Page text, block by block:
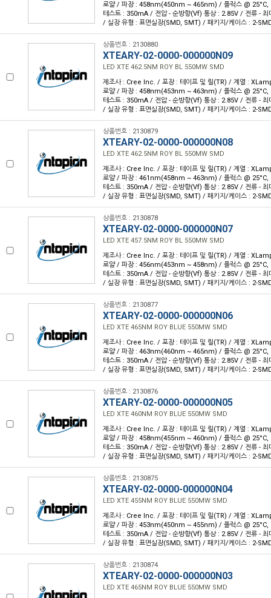
로얄 / 파장 : 458nm(450nm ~ 465nm) / 플럭스 @ 25°C,
테스트 : 350mA / 전압 - 순방향(Vf) 통상 : 2.85V / 전류 -
/ 실장 유형 : 표면실장(SMD, SMT) / 패키지/케이스 : 2-
상품번호 : 2130880
XTEARY-02-0000-000000N09
LED XTE 462.5NM ROY BL 550MW SMD
제조사 : Cree Inc. / 포장 : 테이프 및 릴(TR) / 계열 :
로얄 / 파장 : 458nm(453nm ~ 463nm) / 플럭스 @ 25°C,
테스트 : 350mA / 전압 - 순방향(Vf) 통상 : 2.85V / 전류 -
/ 실장 유형 : 표면실장(SMD, SMT) / 패키지/케이스 : 2-
상품번호 : 2130879
XTEARY-02-0000-000000N08
LED XTE 462.5NM ROY BL 550MW SMD
제조사 : Cree Inc. / 포장 : 테이프 및 릴(TR) / 계열 :
로얄 / 파장 : 461nm(458nm ~ 463nm) / 플럭스 @ 25°C,
테스트 : 350mA / 전압 - 순방향(Vf) 통상 : 2.85V / 전류 -
/ 실장 유형 : 표면실장(SMD, SMT) / 패키지/케이스 : 2-
상품번호 : 2130878
XTEARY-02-0000-000000N07
LED XTE 457.5NM ROY BL 550MW SMD
제조사 : Cree Inc. / 포장 : 테이프 및 릴(TR) / 계열 :
로얄 / 파장 : 456nm(453nm ~ 458nm) / 플럭스 @ 25°C,
테스트 : 350mA / 전압 - 순방향(Vf) 통상 : 2.85V / 전류 -
/ 실장 유형 : 표면실장(SMD, SMT) / 패키지/케이스 : 2-
상품번호 : 2130877
XTEARY-02-0000-000000N06
LED XTE 465NM ROY BLUE 550MW SMD
제조사 : Cree Inc. / 포장 : 테이프 및 릴(TR) / 계열 :
로얄 / 파장 : 463nm(460nm ~ 465nm) / 플럭스 @ 25°C,
테스트 : 350mA / 전압 - 순방향(Vf) 통상 : 2.85V / 전류 -
/ 실장 유형 : 표면실장(SMD, SMT) / 패키지/케이스 : 2-
상품번호 : 2130876
XTEARY-02-0000-000000N05
LED XTE 460NM ROY BLUE 550MW SMD
제조사 : Cree Inc. / 포장 : 테이프 및 릴(TR) / 계열 :
로얄 / 파장 : 458nm(455nm ~ 460nm) / 플럭스 @ 25°C,
테스트 : 350mA / 전압 - 순방향(Vf) 통상 : 2.85V / 전류 -
/ 실장 유형 : 표면실장(SMD, SMT) / 패키지/케이스 : 2-
상품번호 : 2130875
XTEARY-02-0000-000000N04
LED XTE 455NM ROY BLUE 550MW SMD
제조사 : Cree Inc. / 포장 : 테이프 및 릴(TR) / 계열 :
로얄 / 파장 : 453nm(450nm ~ 455nm) / 플럭스 @ 25°C,
테스트 : 350mA / 전압 - 순방향(Vf) 통상 : 2.85V / 전류 -
/ 실장 유형 : 표면실장(SMD, SMT) / 패키지/케이스 : 2-
상품번호 : 2130874
XTEARY-02-0000-000000N03
LED XTE 465NM ROY BLUE 550MW SMD